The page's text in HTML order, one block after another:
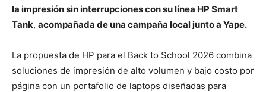
la impresión sin interrupciones con su línea HP Smart
Tank, acompañada de una campaña local junto a Yape.
La propuesta de HP para el Back to School 2026 combina
soluciones de impresión de alto volumen y bajo costo por
página con un portafolio de laptops diseñadas para